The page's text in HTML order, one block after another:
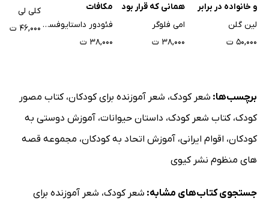
و خانواده در برابر
زلزله
لین گلن
۵۰,۰۰۰ ت
همانی که قرار بود
باشم!
امی فلوگر
۳۸,۰۰۰ ت
مکافات
فئودور داستایوفسکی
۳۸,۰۰۰ ت
کلی لی
۴۶,۰۰۰ ت
برچسب‌ها: شعر کودک، شعر آموزنده برای کودکان،کتاب مصور
کودک،کتاب شعر کودک، داستان حیوانات، آموزش دوستی به
کودکان، اقوام ایرانی، آموزش اتحاد به کودکان، مجموعه قصه
های منظوم نشر کیوی
جستجوی کتاب‌های مشابه: شعر کودک، شعر آموزنده برای